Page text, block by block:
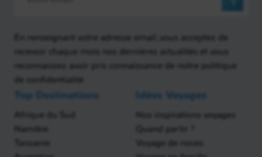
En renseignant votre adresse email, vous acceptez de
recevoir chaque mois nos dernières actualités et vous
reconnaissez avoir pris connaissance de notre politique
de confidentialité
Top Destinations
Afrique du Sud
Namibie
Tanzanie
Idées Voyages
Nos inspirations voyages
Quand partir ?
Voyage de noces